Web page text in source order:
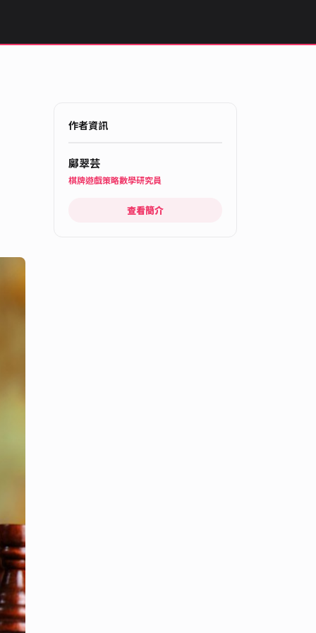
作者資訊
鄺翠芸
棋牌遊戲策略數學研究員
查看簡介